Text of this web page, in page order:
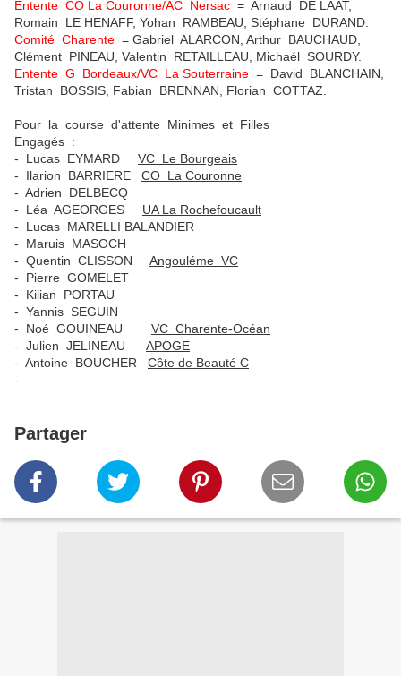
Entente CO La Couronne/AC Nersac = Arnaud DE LAAT,
Romain LE HENAFF, Yohan RAMBEAU, Stéphane DURAND.
Comité Charente = Gabriel ALARCON, Arthur BAUCHAUD,
Clément PINEAU, Valentin RETAILLEAU, Michaél SOURDY.
Entente G Bordeaux/VC La Souterraine = David BLANCHAIN,
Tristan BOSSIS, Fabian BRENNAN, Florian COTTAZ.
Pour la course d'attente Minimes et Filles
Engagés :
- Lucas EYMARD VC Le Bourgeais
- Ilarion BARRIERE CO La Couronne
- Adrien DELBECQ
- Léa AGEORGES UA La Rochefoucault
- Lucas MARELLI BALANDIER
- Maruis MASOCH
- Quentin CLISSON Angouléme VC
- Pierre GOMELET
- Kilian PORTAU
- Yannis SEGUIN
- Noé GOUINEAU VC Charente-Océan
- Julien JELINEAU APOGE
- Antoine BOUCHER Côte de Beauté C
-
Partager